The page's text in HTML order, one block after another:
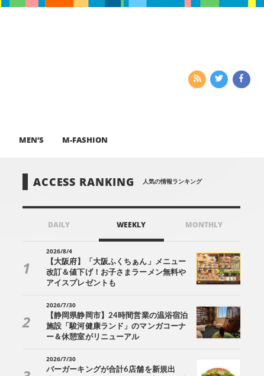
MEN’S M-FASHION
ACCESS RANKING 人気の情報ランキング
DAILY WEEKLY MONTHLY
2026/8/4
【大阪府】「大阪ふくちぁん」メニュー
改訂＆値下げ！お子さまラーメン無料や
アイスプレゼントも
2026/7/30
【静岡県静岡市】24時間営業の温浴宿泊
施設「駿河健康ランド」のマンガコーナ
ー＆休憩室がリニューアル
2026/7/30
バーガーキングが合計6店舗を新規出